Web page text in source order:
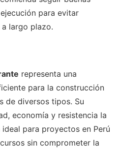
para evitar
largo plazo.
representa una
para la construcción
de diversos tipos. Su
economía y resistencia la
para proyectos en Perú
sin comprometer la